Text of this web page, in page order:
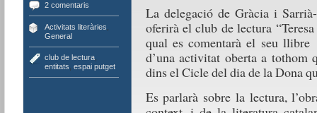
2 comentaris
Activitats literàries
General
club de lectura,
entitats espai putget
La delegació de Gràcia i
oferirà el club de lectura
qual es comentarà el seu llibre
d’una activitat oberta a tothom
dins el Cicle del dia de la Dona
Es parlarà sobre la lectura,